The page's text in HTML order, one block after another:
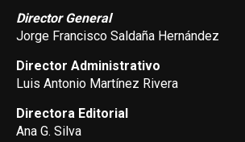
Director General
Jorge Francisco Saldaña Hernández
Director Administrativo
Luis Antonio Martínez Rivera
Directora Editorial
Ana G. Silva